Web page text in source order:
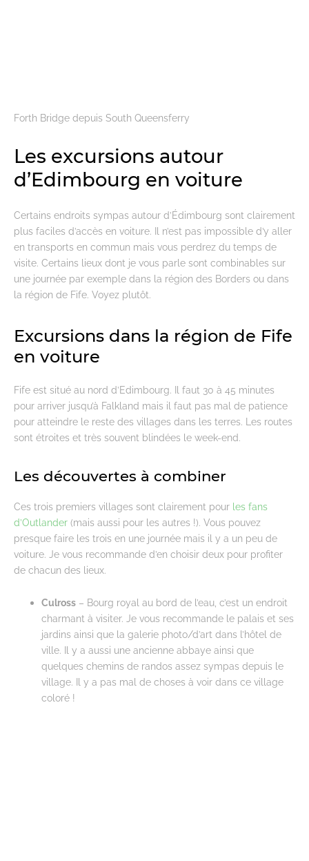
Forth Bridge depuis South Queensferry
Les excursions autour
d’Edimbourg en voiture
Certains endroits sympas autour d’Édimbourg sont clairement
plus faciles d’accès en voiture. Il n’est pas impossible d’y aller
en transports en commun mais vous perdrez du temps de
visite. Certains lieux dont je vous parle sont combinables sur
une journée par exemple dans la région des Borders ou dans
la région de Fife. Voyez plutôt.
Excursions dans la région de Fife
en voiture
Fife est situé au nord d’Edimbourg. Il faut 30 à 45 minutes
pour arriver jusqu’à Falkland mais il faut pas mal de patience
pour atteindre le reste des villages dans les terres. Les routes
sont étroites et très souvent blindées le week-end.
Les découvertes à combiner
Ces trois premiers villages sont clairement pour les fans
d’Outlander (mais aussi pour les autres !). Vous pouvez
presque faire les trois en une journée mais il y a un peu de
voiture. Je vous recommande d’en choisir deux pour profiter
de chacun des lieux.
Culross – Bourg royal au bord de l’eau, c’est un endroit
charmant à visiter. Je vous recommande le palais et ses
jardins ainsi que la galerie photo/d’art dans l’hôtel de
ville. Il y a aussi une ancienne abbaye ainsi que
quelques chemins de randos assez sympas depuis le
village. Il y a pas mal de choses à voir dans ce village
coloré !